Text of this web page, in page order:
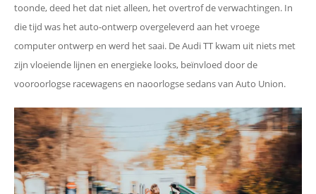
toonde, deed het dat niet alleen, het overtrof de verwachtingen. In
die tijd was het auto-ontwerp overgeleverd aan het vroege
computer ontwerp en werd het saai. De Audi TT kwam uit niets met
zijn vloeiende lijnen en energieke looks, beïnvloed door de
vooroorlogse racewagens en naoorlogse sedans van Auto Union.